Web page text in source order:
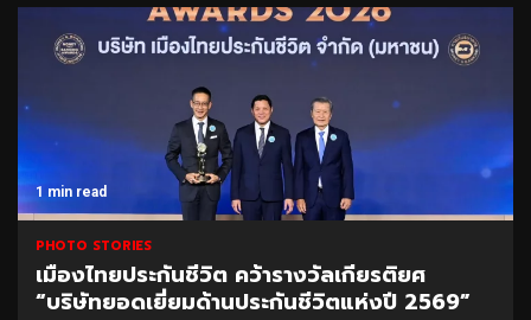
1 min read
PHOTO STORIES
เมืองไทยประกันชีวิต คว้ารางวัลเกียรติยศ
“บริษัทยอดเยี่ยมด้านประกันชีวิตแห่งปี 2569”